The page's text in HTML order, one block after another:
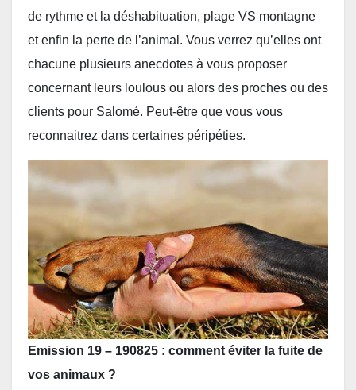
de rythme et la déshabituation, plage VS montagne
et enfin la perte de l’animal. Vous verrez qu’elles ont
chacune plusieurs anecdotes à vous proposer
concernant leurs loulous ou alors des proches ou des
clients pour Salomé. Peut-être que vous vous
reconnaitrez dans certaines péripéties.
Emission 19 – 190825 : comment éviter la fuite de
vos animaux ?